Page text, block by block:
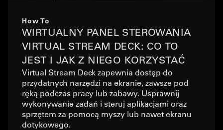
How To
WIRTUALNY PANEL STEROWANIA
VIRTUAL STREAM DECK: CO TO
JEST I JAK Z NIEGO KORZYSTAĆ
Virtual Stream Deck zapewnia dostęp do
przydatnych narzędzi na ekranie, zawsze pod
ręką podczas pracy lub zabawy. Usprawnij
wykonywanie zadań i steruj aplikacjami oraz
sprzętem za pomocą myszy lub nawet ekranu
dotykowego.